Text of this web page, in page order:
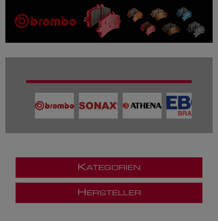
KATEGORIEN
H ERSTELLER